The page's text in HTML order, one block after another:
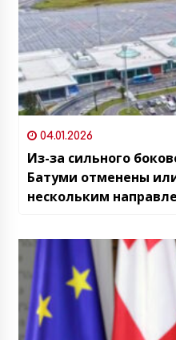
04.01.2026
Из-за сильного
Батуми отменены
нескольким